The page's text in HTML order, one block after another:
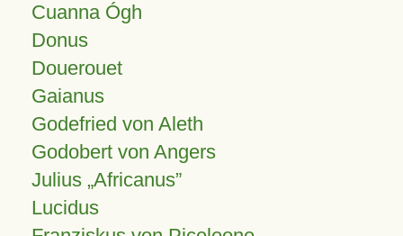
Cuanna Ógh
Donus
Douerouet
Gaianus
Godefried von Aleth
Godobert von Angers
Julius Africanus
Lucidus